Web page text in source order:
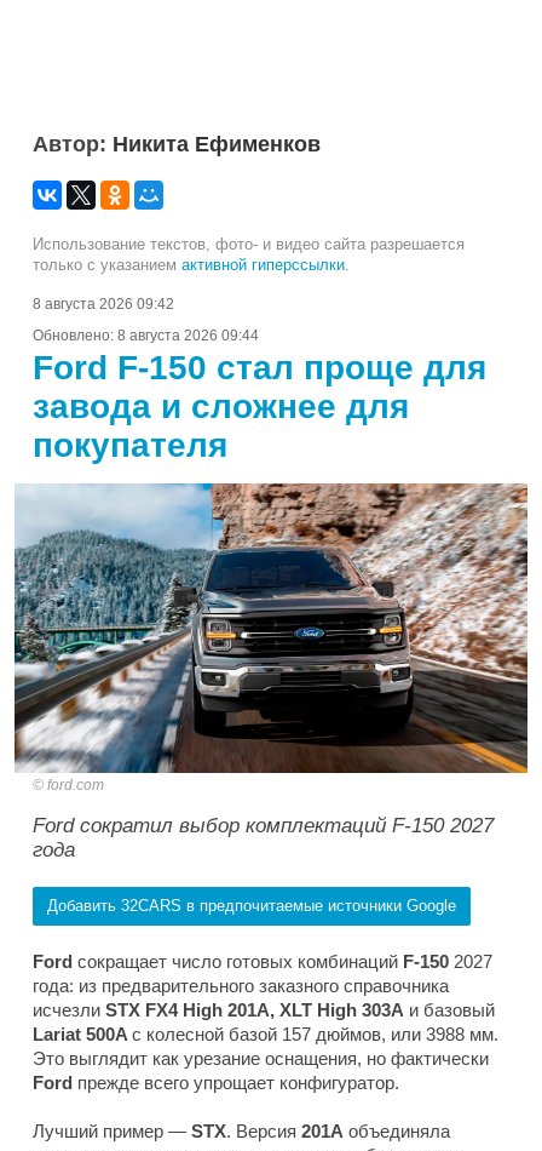
Автор: Никита Ефименков
Использование текстов, фото- и видео сайта разрешается
только с указанием активной гиперссылки.
8 августа 2026 09:42
Обновлено: 8 августа 2026 09:44
Ford F-150 стал проще для
завода и сложнее для
покупателя
ford.com
Ford сократил выбор комплектаций F-150 2027
года
Добавить 32CARS в предпочитаемые источники Google
Ford сокращает число готовых комбинаций F-150 2027
года: из предварительного заказного справочника
исчезли STX FX4 High 201A, XLT High 303A и базовый
Lariat 500A с колесной базой 157 дюймов, или 3988 мм.
Это выглядит как урезание оснащения, но фактически
Ford прежде всего упрощает конфигуратор.
Лучший пример — STX. Версия 201A объединяла